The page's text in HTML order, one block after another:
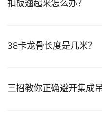
扣板翘起来怎么办？
38卡龙骨长度是几米？
三招教你正确避开集成